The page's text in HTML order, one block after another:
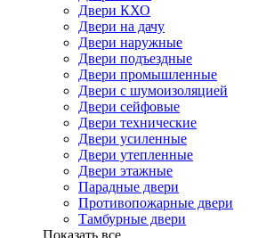
Двери КХО
Двери на дачу
Двери наружные
Двери подъездные
Двери промышленные
Двери с шумоизоляцией
Двери сейфовые
Двери технические
Двери усиленные
Двери утепленные
Двери этажные
Парадные двери
Противопожарные двери
Тамбурные двери
Показать все